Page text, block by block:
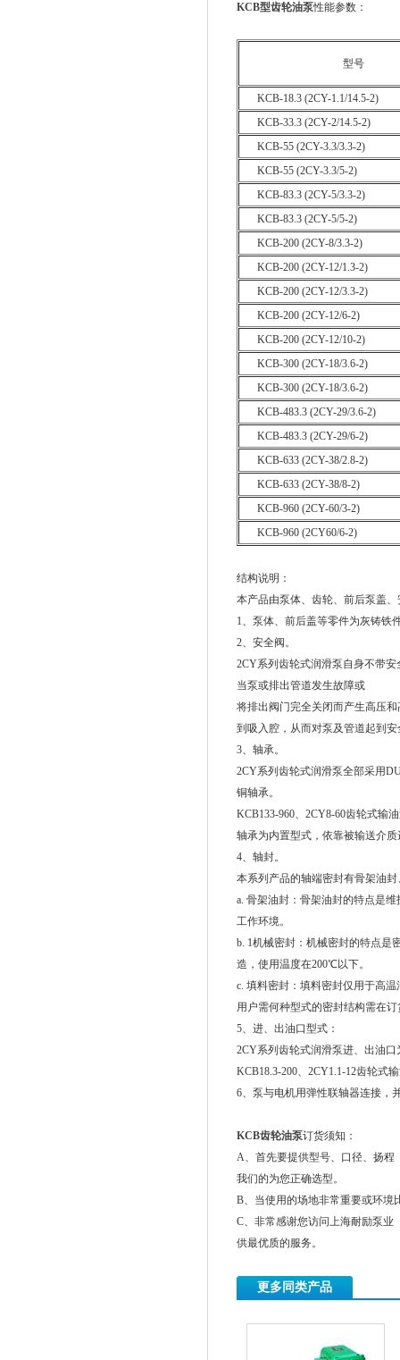
KCB型齿轮油泵性能参数：
型号
KCB-18.3 (2CY-1.1/14.5-2)
KCB-33.3 (2CY-2/14.5-2)
KCB-55 (2CY-3.3/3.3-2)
KCB-55 (2CY-3.3/5-2)
KCB-83.3 (2CY-5/3.3-2)
KCB-83.3 (2CY-5/5-2)
KCB-200 (2CY-8/3.3-2)
KCB-200 (2CY-12/1.3-2)
KCB-200 (2CY-12/3.3-2)
KCB-200 (2CY-12/6-2)
KCB-200 (2CY-12/10-2)
KCB-300 (2CY-18/3.6-2)
KCB-300 (2CY-18/3.6-2)
KCB-483.3 (2CY-29/3.6-2)
KCB-483.3 (2CY-29/6-2)
KCB-633 (2CY-38/2.8-2)
KCB-633 (2CY-38/8-2)
KCB-960 (2CY-60/3-2)
KCB-960 (2CY60/6-2)
结构说明：
本产品由泵体、齿轮、前后泵盖
1、泵体、前后盖等零件为灰铸铁
2、安全阀。
2CY系列齿轮式润滑泵自身不带
当泵或排出管道发生故障或
将排出阀门完全关闭而产生高压
到吸入腔，从而对泵及管道起到
3、轴承。
2CY系列齿轮式润滑泵全部采用
铜轴承。
KCB133-960、2CY8-60齿轮式输
轴承为内置型式，依靠被输送介
4、轴封。
本系列产品的轴端密封有骨架油
a. 骨架油封：骨架油封的特点是
工作环境。
b. 1机械密封：机械密封的特点是
造，使用温度在200℃以下。
c. 填料密封：填料密封仅用于高
用户需何种型式的密封结构需在
5、进、出油口型式：
2CY系列齿轮式润滑泵进、出油
KCB18.3-200、2CY1.1-12齿轮式
6、泵与电机用弹性联轴器连接，
KCB齿轮油泵订货须知：
A、首先要提供型号、口径、扬程
我们的为您正确选型。
B、当使用的场地非常重要或环境
C、非常感谢您访问上海耐励泵业
供最优质的服务。
更多同类产品